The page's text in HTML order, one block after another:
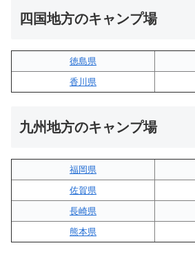
四国地方のキャンプ場
徳島県
香川県
九州地方のキャンプ場
福岡県
佐賀県
長崎県
熊本県